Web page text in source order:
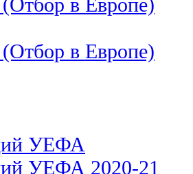
в Европе)
в Европе)
УЕФА
УЕФА 2020-21